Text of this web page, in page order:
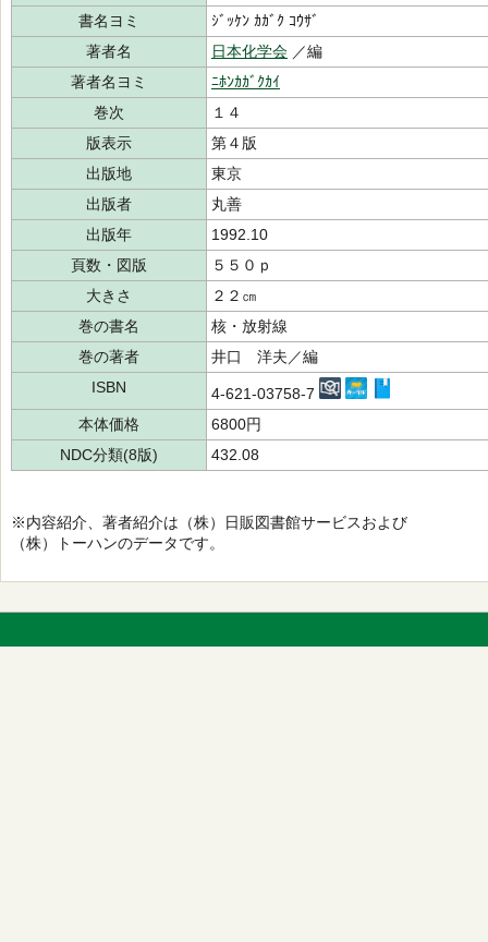
書名ヨミ
ｼﾞｯｹﾝ ｶｶﾞｸ ｺｳｻﾞ
著者名
日本化学会 ／編
著者名ヨミ
ﾆﾎﾝｶｶﾞｸｶｲ
巻次
１４
版表示
第４版
出版地
東京
出版者
丸善
出版年
1992.10
頁数・図版
５５０ｐ
大きさ
２２㎝
巻の書名
核・放射線
巻の著者
井口 洋夫／編
ISBN
4-621-03758-7
本体価格
6800円
NDC分類(8版)
432.08
※内容紹介、著者紹介は（株）日販図書館サービスおよび
（株）トーハンのデータです。